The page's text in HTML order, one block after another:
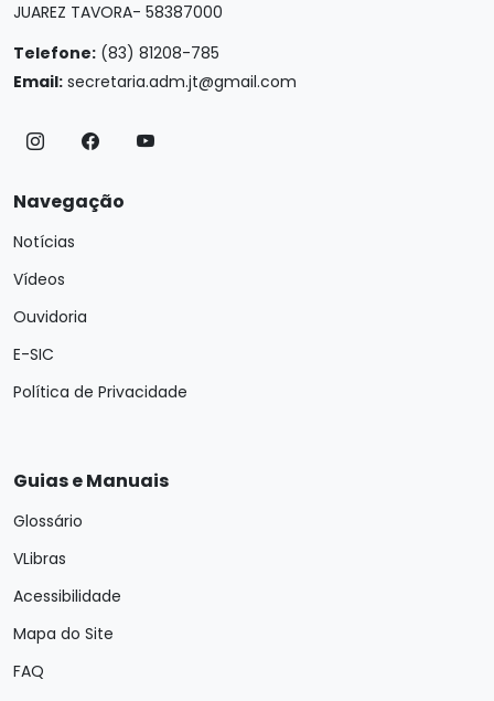
JUAREZ TAVORA- 58387000
Telefone: (83) 81208-785
Email: secretaria.adm.jt@gmail.com
Navegação
Notícias
Vídeos
Ouvidoria
E-SIC
Política de Privacidade
Guias e Manuais
Glossário
VLibras
Acessibilidade
Mapa do Site
FAQ